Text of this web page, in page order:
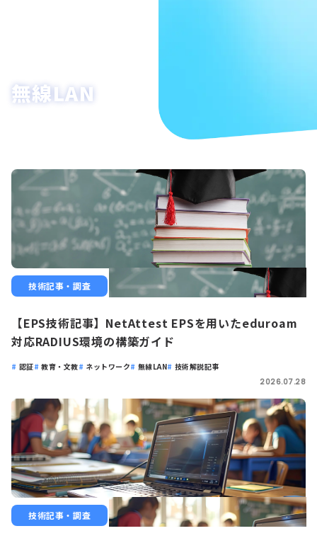
無線LAN
技術記事・調査
【EPS技術記事】NetAttest EPSを用いたeduroam
対応RADIUS環境の構築ガイド
認証 教育・文教 ネットワーク 無線LAN
技術解説記事
2026.07.28
技術記事・調査